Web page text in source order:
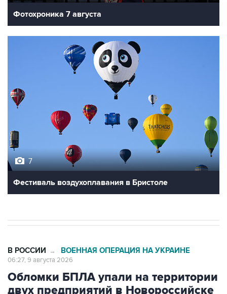
Фестиваль воздухоплавания в Бристоле
Обломки БПЛА упали на территории
двух предприятий в Новороссийске
Москва. 9 августа. INTERFAX.RU - Обломки